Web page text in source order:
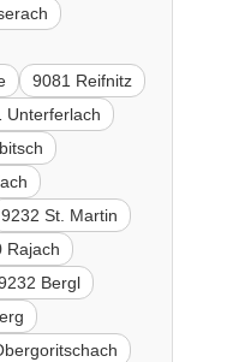
9081 Reifnitz
Unterferlach
9232 St. Martin
Rajach
Bergl